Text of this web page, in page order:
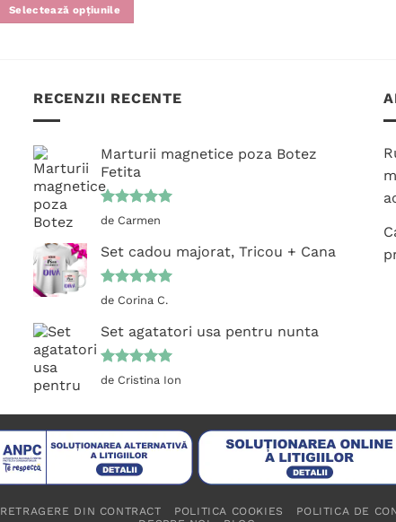
Selectează opțiunile
mai
Opțiunile
pot
alese
pagina
produsului.
produsului.
RECENZII RECENTE
Marturii magnetice poza Botez
Fetita
Evaluat la
de Carmen
Set cadou majorat, Tricou + Cana
Evaluat la
de Corina C.
Set agatatori usa pentru nunta
Evaluat la
de Cristina Ion
RETRAGERE DIN CONTRACT POLITICA COOKIES
POLITICA DE